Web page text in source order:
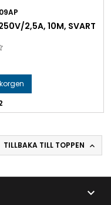
2,5A, 10M, SVART
TILLBAKA TILL TOPPEN 
